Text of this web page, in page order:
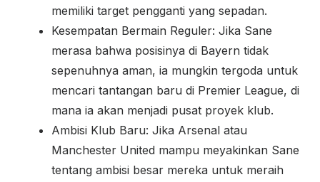
memiliki target pengganti yang sepadan.
Kesempatan Bermain Reguler: Jika Sane
merasa bahwa posisinya di Bayern tidak
sepenuhnya aman, ia mungkin tergoda untuk
mencari tantangan baru di Premier League, di
mana ia akan menjadi pusat proyek klub.
Ambisi Klub Baru: Jika Arsenal atau
Manchester United mampu meyakinkan Sane
tentang ambisi besar mereka untuk meraih